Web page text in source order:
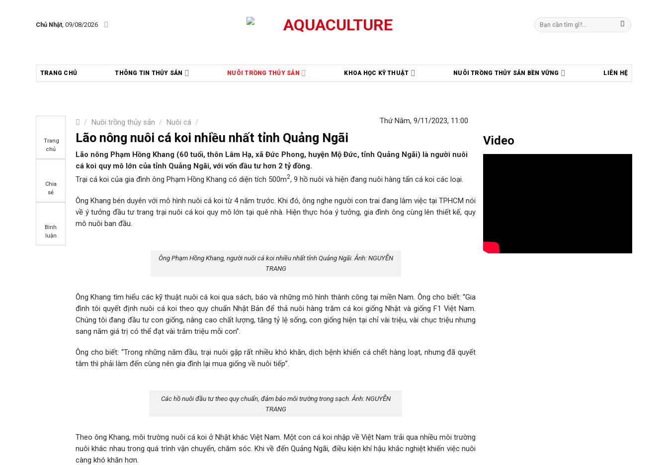
Chủ Nhật, 09/08/2026
Tìm
kiếm:
TRANG CHỦ THÔNG TIN THỦY SẢN NUÔI TRỒNG THỦY SẢN KHOA HỌC KỸ THUẬT NUÔI TRỒNG THỦY SẢN BỀN VỮNG LIÊN HỆ
/ Nuôi trồng thủy sản / Nuôi cá /
Trang
chủ
Chia
sẻ
Bình
luận
Thứ Năm, 9/11/2023, 11:00
Lão nông nuôi cá koi nhiều nhất tỉnh Quảng Ngãi
Lão nông Phạm Hồng Khang (60 tuổi, thôn Lâm Hạ, xã Đức Phong, huyện Mộ Đức, tỉnh Quảng Ngãi) là người nuôi
cá koi quy mô lớn của tỉnh Quảng Ngãi, với vốn đầu tư hơn 2 tỷ đồng.
Trại cá koi của gia đình ông Phạm Hồng Khang có diện tích 500m2, 9 hồ nuôi và hiện đang nuôi hàng tấn cá koi các loại.
Ông Khang bén duyên với mô hình nuôi cá koi từ 4 năm trước. Khi đó, ông nghe người con trai đang làm việc tại TPHCM nói
về ý tưởng đầu tư trang trại nuôi cá koi quy mô lớn tại quê nhà. Hiện thực hóa ý tưởng, gia đình ông cùng lên thiết kế, quy
mô nuôi ban đầu.
Ông Phạm Hồng Khang, người nuôi cá koi nhiều nhất tỉnh Quảng Ngãi. Ảnh: NGUYỄN
TRANG
Ông Khang tìm hiểu các kỹ thuật nuôi cá koi qua sách, báo và những mô hình thành công tại miền Nam. Ông cho biết: “Gia
đình tôi quyết định nuôi cá koi theo quy chuẩn Nhật Bản để thả nuôi hàng trăm cá koi giống Nhật và giống F1 Việt Nam.
Chúng tôi đang đầu tư con giống, nâng cao chất lượng, tăng tỷ lệ sống, con giống hiện tại chỉ vài triệu, vài chục triệu nhưng
sang năm giá trị có thể đạt vài trăm triệu mỗi con”.
Ông cho biết: “Trong những năm đầu, trại nuôi gặp rất nhiều khó khăn, dịch bệnh khiến cá chết hàng loạt, nhưng đã quyết
tâm thì phải làm đến cùng nên gia đình lại mua giống về nuôi tiếp”.
Các hồ nuôi đầu tư theo quy chuẩn, đảm bảo môi trường trong sạch. Ảnh: NGUYỄN
TRANG
Theo ông Khang, môi trường nuôi cá koi ở Nhật khác Việt Nam. Một con cá koi nhập về Việt Nam trải qua nhiều môi trường
nuôi khác nhau trong quá trình vận chuyển, chăm sóc. Khi về đến Quảng Ngãi, điều kiện khí hậu khắc nghiệt khiến việc nuôi
càng khó khăn hơn.
Video